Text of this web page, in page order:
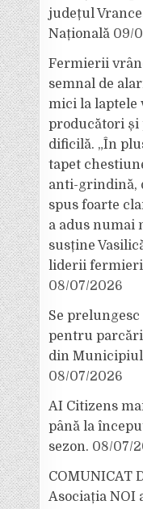
județul
Națională 09/
Fermierii
semnal de
mici la laptele
producători și
dificilă. „În
tapet
anti-grindină,
spus foarte
a adus numai
susține
liderii
08/07/2026
Se
pentru
din
08/07/2026
AI Citizens
până la
sezon. 08/07/
COMUNICAT
Asociația NOI